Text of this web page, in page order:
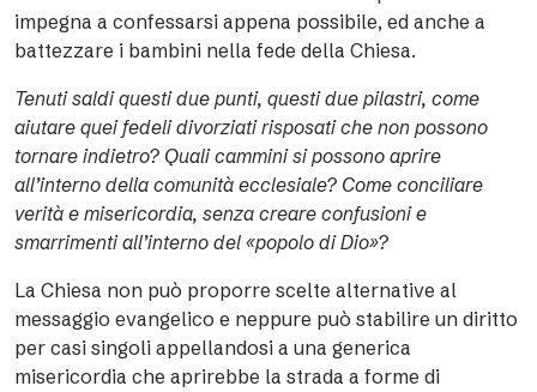
impegna a confessarsi appena possibile, ed anche a
battezzare i bambini nella fede della Chiesa.
Tenuti saldi questi due punti, questi due pilastri, come
aiutare quei fedeli divorziati risposati che non possono
tornare indietro? Quali cammini si possono aprire
all’interno della comunità ecclesiale? Come conciliare
verità e misericordia, senza creare confusioni e
smarrimenti all’interno del «popolo di Dio»?
La Chiesa non può proporre scelte alternative al
messaggio evangelico e neppure può stabilire un diritto
per casi singoli appellandosi a una generica
misericordia che aprirebbe la strada a forme di